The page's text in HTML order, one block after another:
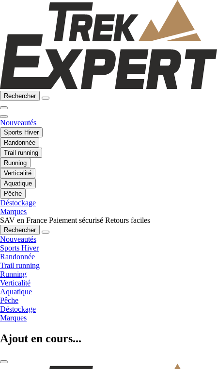
Rechercher
Nouveautés
Sports Hiver
Randonnée
Trail running
Running
Verticalité
Aquatique
Pêche
Déstockage
Marques
SAV en France Paiement sécurisé Retours faciles
Rechercher
Nouveautés
Sports Hiver
Randonnée
Trail running
Running
Verticalité
Aquatique
Pêche
Déstockage
Marques
Ajout en cours...